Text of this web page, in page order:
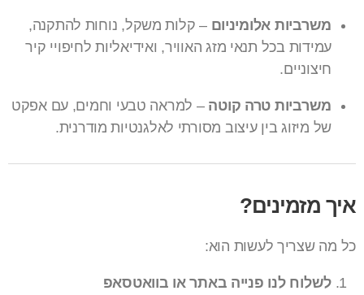
משרביות אלומיניום – קלות משקל, נוחות להתקנה,
עמידות בכל תנאי מזג האוויר, ואידיאליות לחיפויי קיר
חיצוניים.
משרביות טרה קוטה – למראה טבעי וחמים, עם אפקט
של מיזוג בין עיצוב מסורתי לאלגנטיות מודרנית.
איך מזמינים?
כל מה שצריך לעשות הוא:
לשלוח לנו פנייה באתר או בוואטסאפ